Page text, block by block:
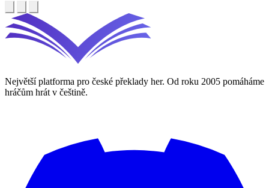
Největší platforma pro české překlady her. Od roku 2005 pomáháme
hráčům hrát v češtině.